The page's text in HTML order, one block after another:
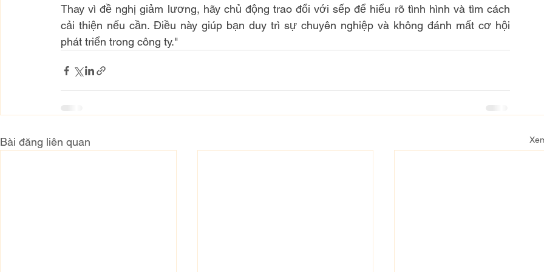
Thay vì đề nghị giảm lương, hãy chủ động trao đổi với sếp để hiểu rõ tình hình và tìm cách
cải thiện nếu cần. Điều này giúp bạn duy trì sự chuyên nghiệp và không đánh mất cơ hội
phát triển trong công ty."
Bài đăng liên quan